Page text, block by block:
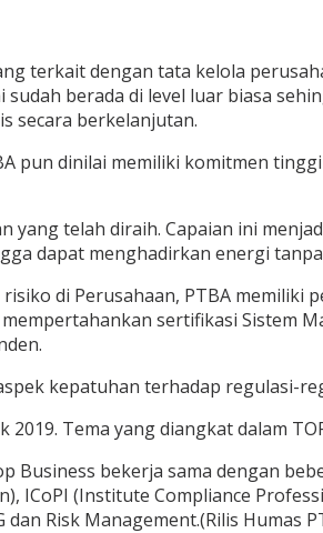
terkait dengan tata kelola
berada di level luar biasa
secara berkelanjutan.
pun dinilai memiliki komitmen
yang telah diraih. Capaian ini
dapat menghadirkan energi
di Perusahaan, PTBA memiliki
sertifikasi Sistem
kepatuhan terhadap regulasi-
Tema yang diangkat dalam
Business bekerja sama dengan
ICoPI (Institute Compliance
Risk Management.(Rilis Humas